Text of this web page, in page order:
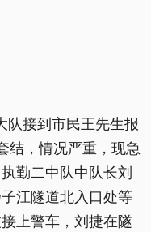
队接到市民王先生报
结，情况严重，现急
勤二中队中队长刘
江隧道北入口处等
上警车，刘捷在隧